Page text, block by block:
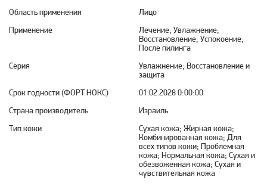
Область применения
Лицо
Применение
Лечение; Увлажнение;
Восстановление; Успокоение;
После пилинга
Серия
Увлажнение; Восстановление и
защита
Срок годности (ФОРТ НОКС)
01.02.2028 0:00:00
Страна производитель
Израиль
Тип кожи
Сухая кожа; Жирная кожа;
Комбинированная кожа; Для
всех типов кожи; Проблемная
кожа; Нормальная кожа; Сухая и
обезвоженная кожа; Сухая и
чувствительная кожа